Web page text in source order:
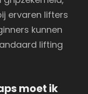
ervaren lifters
kunnen
lifting
moet ik